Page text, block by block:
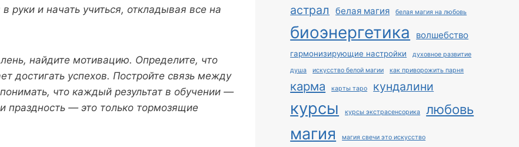
руки и начать учиться, откладывая все на
найдите мотивацию. Определите, что
достигать успехов. Постройте связь между
что каждый результат в обучении —
праздность — это только тормозящие
астрал белая магия белая магия на любовь
биоэнергетика волшебство
гармонизирующие настройки духовное развитие
душа искусство белой магии как приворожить парня
карма карты таро кундалини
курсы курсы экстрасенсорика любовь
магия магия свечи это искусство